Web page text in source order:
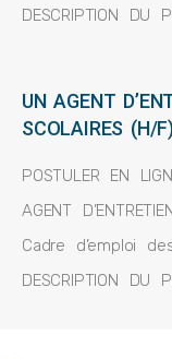
DESCRIPTION DU
UN AGENT
SCOLAIRES (H/
POSTULER EN
AGENT
Cadre d’emploi
DESCRIPTION DU